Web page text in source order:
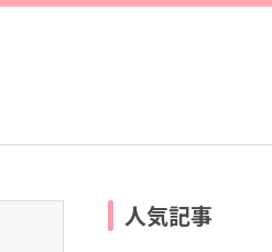
人気記事